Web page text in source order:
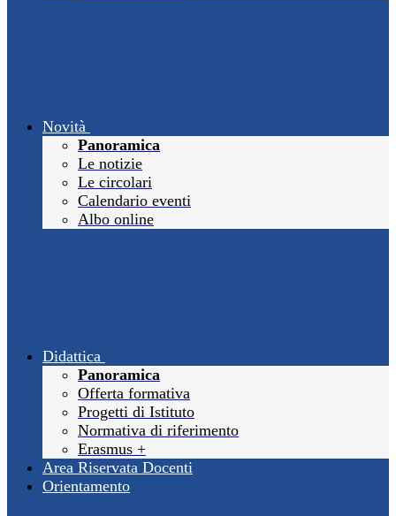
Novità
Panoramica
Le notizie
Le circolari
Calendario eventi
Albo online
Didattica
Panoramica
Offerta formativa
Progetti di Istituto
Normativa di riferimento
Erasmus +
Area Riservata Docenti
Orientamento